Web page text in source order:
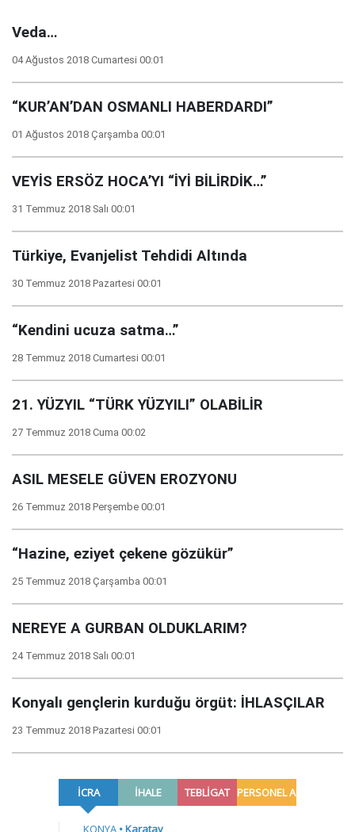
Veda…
04 Ağustos 2018 Cumartesi 00:01
“KUR’AN’DAN OSMANLI HABERDARDI”
01 Ağustos 2018 Çarşamba 00:01
VEYİS ERSÖZ HOCA’YI “İYİ BİLİRDİK…”
31 Temmuz 2018 Salı 00:01
Türkiye, Evanjelist Tehdidi Altında
30 Temmuz 2018 Pazartesi 00:01
“Kendini ucuza satma…”
28 Temmuz 2018 Cumartesi 00:01
21. YÜZYIL “TÜRK YÜZYILI” OLABİLİR
27 Temmuz 2018 Cuma 00:02
ASIL MESELE GÜVEN EROZYONU
26 Temmuz 2018 Perşembe 00:01
“Hazine, eziyet çekene gözükür”
25 Temmuz 2018 Çarşamba 00:01
NEREYE A GURBAN OLDUKLARIM?
24 Temmuz 2018 Salı 00:01
Konyalı gençlerin kurduğu örgüt: İHLASÇILAR
23 Temmuz 2018 Pazartesi 00:01